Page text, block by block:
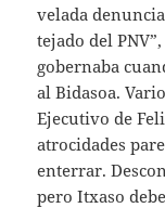
velada
tejado del
gobernaba
al Bidasoa.
Ejecutivo de
atrocidades
enterrar.
pero Itxaso